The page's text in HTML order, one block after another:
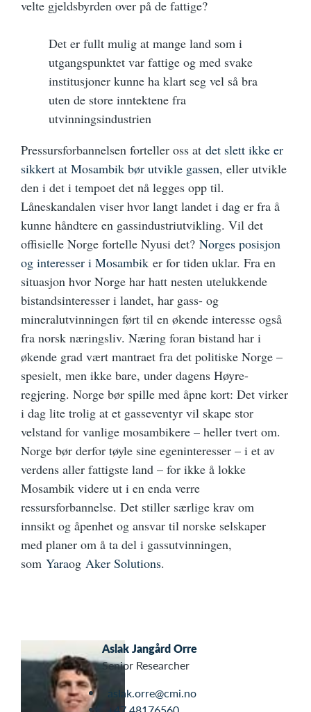
velte gjeldsbyrden over på de fattige?
Det er fullt mulig at mange land som i
utgangspunktet var fattige og med svake
institusjoner kunne ha klart seg vel så bra
uten de store inntektene fra
utvinningsindustrien
Pressursforbannelsen forteller oss at det slett ikke er
sikkert at Mosambik bør utvikle gassen, eller utvikle
den i det i tempoet det nå legges opp til.
Låneskandalen viser hvor langt landet i dag er fra å
kunne håndtere en gassindustriutvikling. Vil det
offisielle Norge fortelle Nyusi det? Norges posisjon
og interesser i Mosambik er for tiden uklar. Fra en
situasjon hvor Norge har hatt nesten utelukkende
bistandsinteresser i landet, har gass- og
mineralutvinningen ført til en økende interesse også
fra norsk næringsliv. Næring foran bistand har i
økende grad vært mantraet fra det politiske Norge –
spesielt, men ikke bare, under dagens Høyre-
regjering. Norge bør spille med åpne kort: Det virker
i dag lite trolig at et gasseventyr vil skape stor
velstand for vanlige mosambikere – heller tvert om.
Norge bør derfor tøyle sine egeninteresser – i et av
verdens aller fattigste land – for ikke å lokke
Mosambik videre ut i en enda verre
ressursforbannelse. Det stiller særlige krav om
innsikt og åpenhet og ansvar til norske selskaper
med planer om å ta del i gassutvinningen,
som Yaraog Aker Solutions.
Aslak Jangård Orre
Senior Researcher
aslak.orre@cmi.no